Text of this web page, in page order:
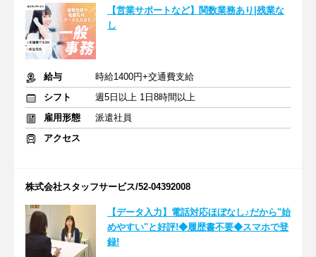
【営業サポートなど】関数業務あり|残業な
し
給与
時給1400円+交通費支給
シフト
週5日以上 1日8時間以上
雇用形態
派遣社員
アクセス
株式会社スタッフサービス/52-04392008
【データ入力】電話対応ほぼなし♪だから"始
めやすい"と好評!◆履歴書不要◆スマホで登
録!